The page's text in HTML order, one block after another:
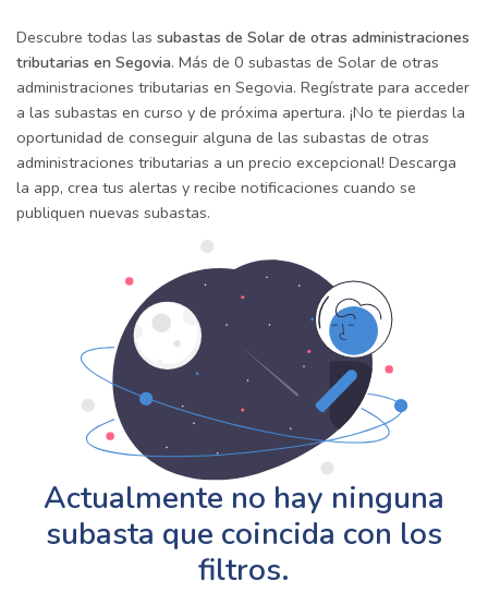
Descubre todas las subastas de Solar de otras administraciones
tributarias en Segovia. Más de 0 subastas de Solar de otras
administraciones tributarias en Segovia. Regístrate para acceder
a las subastas en curso y de próxima apertura. ¡No te pierdas la
oportunidad de conseguir alguna de las subastas de otras
administraciones tributarias a un precio excepcional! Descarga
la app, crea tus alertas y recibe notificaciones cuando se
publiquen nuevas subastas.
Actualmente no hay ninguna
subasta que coincida con los
filtros.